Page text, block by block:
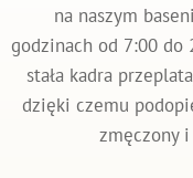
na naszym
godzinach od 7:00 do
stała kadra
dzięki czemu
zmęczony